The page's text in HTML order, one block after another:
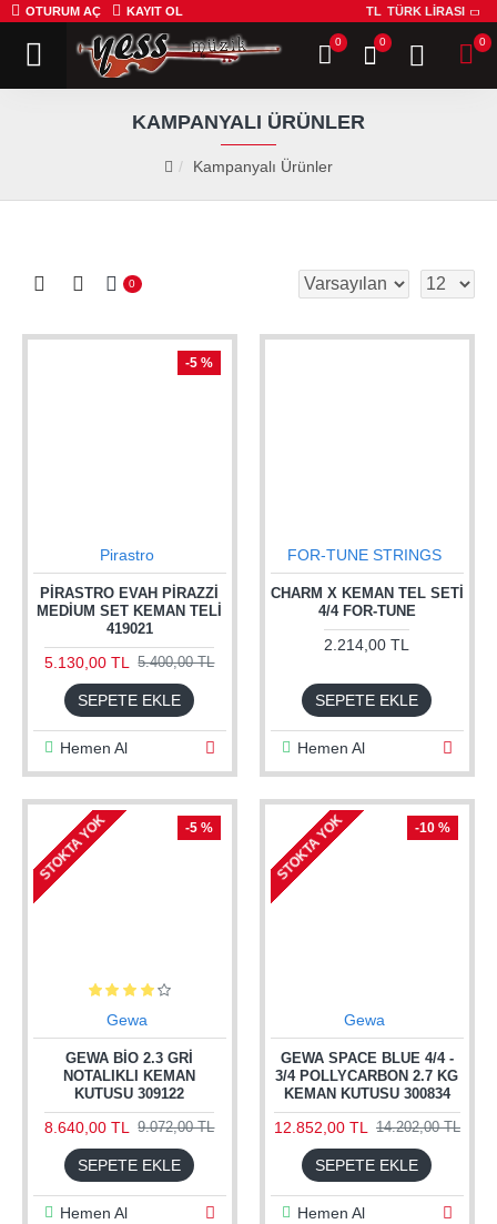
OTURUM AÇ KAYIT OL TL TÜRK LIRASI
0 0 0
Kampanyalı Ürünler
KAMPANYALI ÜRÜNLER
0
-5 %
Pirastro
PIRASTRO EVAH PIRAZZI
MEDIUM SET KEMAN TELI
419021
5.130,00 TL 5.400,00 TL
SEPETE EKLE
Hemen Al
FOR-TUNE STRINGS
CHARM X KEMAN TEL SETİ
4/4 FOR-TUNE
2.214,00 TL
SEPETE EKLE
Hemen Al
-5 %
STOKTA YOK
Gewa
GEWA BIO 2.3 GRI
NOTALIKLI KEMAN
KUTUSU 309122
8.640,00 TL 9.072,00 TL
SEPETE EKLE
Hemen Al
-10 %
STOKTA YOK
Gewa
GEWA SPACE BLUE 4/4 -
3/4 POLLYCARBON 2.7 KG
KEMAN KUTUSU 300834
12.852,00 TL 14.202,00 TL
SEPETE EKLE
Hemen Al